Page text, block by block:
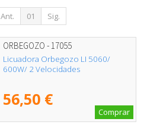
Ant. 01 Sig.
ORBEGOZO - 17055
Licuadora Orbegozo LI 5060/
600W/ 2 Velocidades
56,50 €
Comprar